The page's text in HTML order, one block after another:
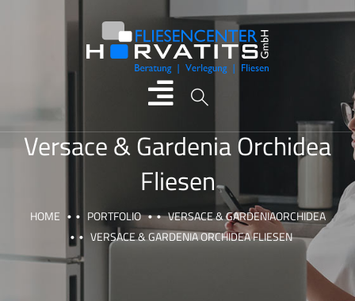
Versace & Gardenia Orchidea
Fliesen
HOME PORTFOLIO
VERSACE & GARDENIAORCHIDEA
VERSACE & GARDENIA ORCHIDEA FLIESEN